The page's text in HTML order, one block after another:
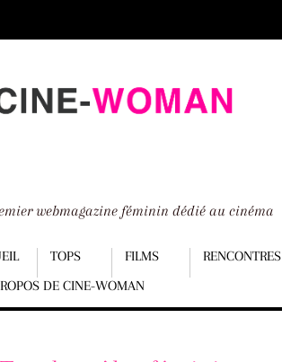
webmagazine féminin dédié au cinéma
TOPS FILMS RENCONTRES
DE CINE-WOMAN